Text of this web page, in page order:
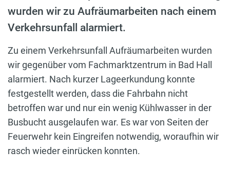
wurden wir zu Aufräumarbeiten nach einem
Verkehrsunfall alarmiert.
Zu einem Verkehrsunfall Aufräumarbeiten wurden
wir gegenüber vom Fachmarktzentrum in Bad Hall
alarmiert. Nach kurzer Lageerkundung konnte
festgestellt werden, dass die Fahrbahn nicht
betroffen war und nur ein wenig Kühlwasser in der
Busbucht ausgelaufen war. Es war von Seiten der
Feuerwehr kein Eingreifen notwendig, woraufhin wir
rasch wieder einrücken konnten.